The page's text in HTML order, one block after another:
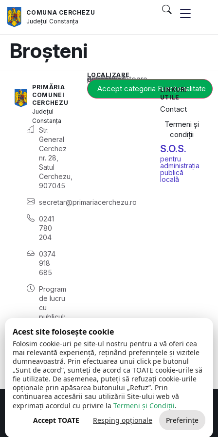
COMUNA CERCHEZU
JudețulConstanța
Broșteni
PRIMĂRIA
COMUNEI
CERCHEZU
Județul
Constanța
Str.
General
Cerchez
nr. 28,
Satul
Cerchezu,
907045
secretar@primariacerchezu.ro
0241
780
204
0374
918
685
Program
de lucru
cu
publicul:
08:00 -
16:30
, vineri:
08:00 -
14:00
LOCALIZARE
Acest conținut este blocat până când acceptați categoria corespunzătoare de cookie-uri.
Accept categoria Funcționalitate
LINKURI
UTILE
Contact
Termeni și
condiții
S.O.S.
pentru
administrația
publică
locală
Comuna Cerchezu © 2026Toate drepturile rezervate
Concept realizat de Big Media Relații Publice SRL
Acest site folosește cookie
Folosim cookie-uri pe site-ul nostru pentru a vă oferi cea
mai relevantă experiență, reținând preferințele și vizitele
dumneavoastră. Prin efectuarea unui click pe butonul
„Sunt de acord”, sunteți de acord ca TOATE cookie-urile să
fie utilizate. De asemenea, puteți să refuzați cookie-urile
opționale prin apăsarea butonului „Refuz”. Prin
continuarea accesării sau utilizării Site-ului web vă
exprimați acordul cu privire la Termeni și Condiții.
Accept TOATE
Resping opționale Preferințe